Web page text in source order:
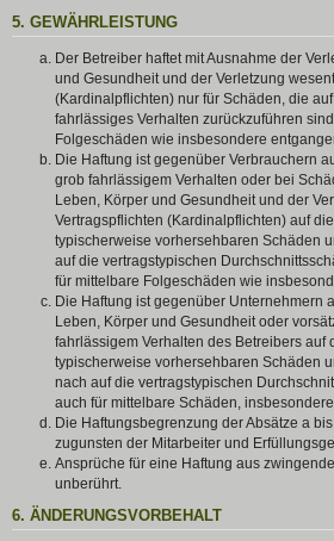
5. GEWÄHRLEISTUNG
Der Betreiber haftet mit Ausnahme der
und Gesundheit und der Verletzung
(Kardinalpflichten) nur für Schäden, die
fahrlässiges Verhalten zurückzuführen
Folgeschäden wie insbesondere
Die Haftung ist gegenüber Verbrauchern
grob fahrlässigem Verhalten oder bei
Leben, Körper und Gesundheit und der
Vertragspflichten (Kardinalpflichten) auf
typischerweise vorhersehbaren Schäden
auf die vertragstypischen
für mittelbare Folgeschäden wie
Die Haftung ist gegenüber Unternehmern
Leben, Körper und Gesundheit oder
fahrlässigem Verhalten des Betreibers auf
typischerweise vorhersehbaren Schäden
nach auf die vertragstypischen
auch für mittelbare Schäden,
Die Haftungsbegrenzung der Absätze a
zugunsten der Mitarbeiter und
Ansprüche für eine Haftung aus
unberührt.
6. ÄNDERUNGSVORBEHALT